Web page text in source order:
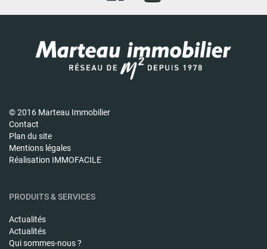
© 2016 Marteau Immobilier
Contact
Plan du site
Mentions légales
Réalisation IMMOFACILE
PRODUITS & SERVICES
Actualités
Actualités
Qui sommes-nous ?